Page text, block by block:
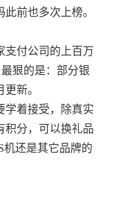
前也多次上榜。
支付公司的上百万
狠的是：部分银
新。
学着接受，除真实
积分，可以换礼品
机还是其它品牌的